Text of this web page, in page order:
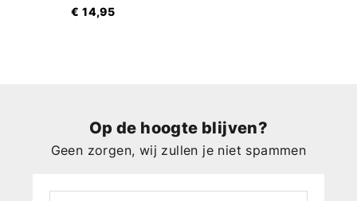
€ 14,95
Op de hoogte blijven?
Geen zorgen, wij zullen je niet spammen